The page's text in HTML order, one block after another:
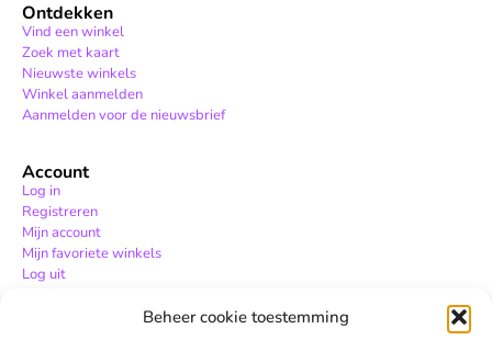
Beheer cookie toestemming
Ontdekken
Vind een winkel
Zoek met kaart
Nieuwste winkels
Winkel aanmelden
Aanmelden voor de nieuwsbrief
Account
Log in
Registreren
Mijn account
Mijn favoriete winkels
Log uit